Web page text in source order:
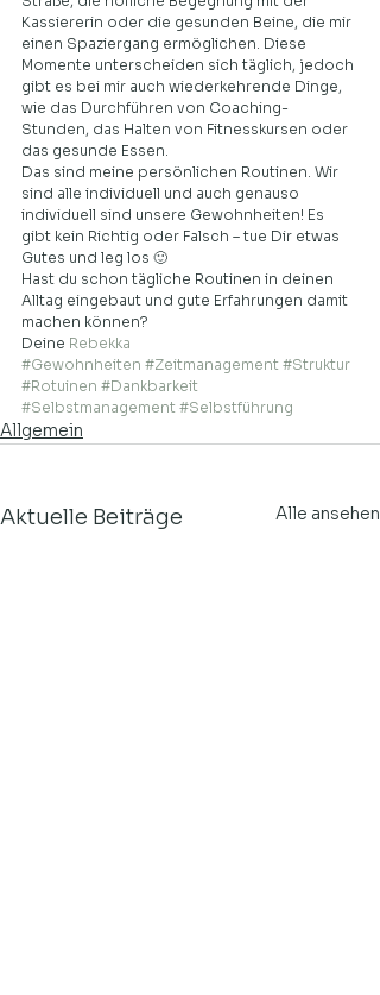
Kassiererin oder die gesunden Beine, die mir
einen Spaziergang ermöglichen. Diese
Momente unterscheiden sich täglich, jedoch
gibt es bei mir auch wiederkehrende Dinge,
wie das Durchführen von Coaching-
Stunden, das Halten von Fitnesskursen oder
das gesunde Essen.
Das sind meine persönlichen Routinen. Wir
sind alle individuell und auch genauso
individuell sind unsere Gewohnheiten! Es
gibt kein Richtig oder Falsch – tue Dir etwas
Gutes und leg los 🙂
Hast du schon tägliche Routinen in deinen
Alltag eingebaut und gute Erfahrungen damit
machen können?
Deine Rebekka
#Gewohnheiten #Zeitmanagement #Struktur
#Rotuinen #Dankbarkeit
#Selbstmanagement #Selbstführung
Allgemein
Aktuelle Beiträge Alle ansehen